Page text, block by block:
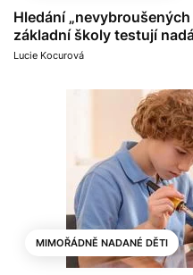
Hledání
základní školy testují
Lucie Kocurová
MIMOŘÁDNĚ NADANÉ DĚTI